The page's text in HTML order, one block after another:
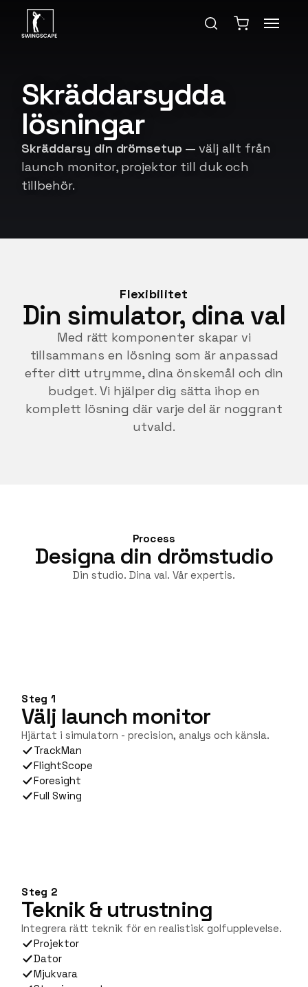
Skräddarsydda
lösningar
Skräddarsy din drömsetup — välj allt från
launch monitor, projektor till duk och
tillbehör.
Flexibilitet
Din simulator, dina val
Med rätt komponenter skapar vi
tillsammans en lösning som är anpassad
efter ditt utrymme, dina önskemål och din
budget. Vi hjälper dig sätta ihop en
komplett lösning där varje del är noggrant
utvald.
Process
Designa din drömstudio
Din studio. Dina val. Vår expertis.
Steg 1
Välj launch monitor
Hjärtat i simulatorn - precision, analys och känsla.
TrackMan
FlightScope
Foresight
Full Swing
Steg 2
Teknik & utrustning
Integrera rätt teknik för en realistisk golfupplevelse.
Projektor
Dator
Mjukvara